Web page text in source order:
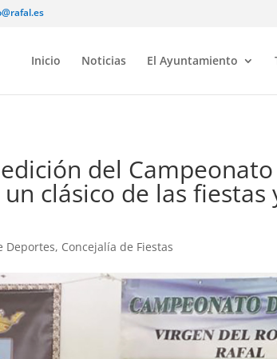
Inicio Noticias El Ayuntamiento
del
un clásico de las
Deportes, Concejalía de Fiestas